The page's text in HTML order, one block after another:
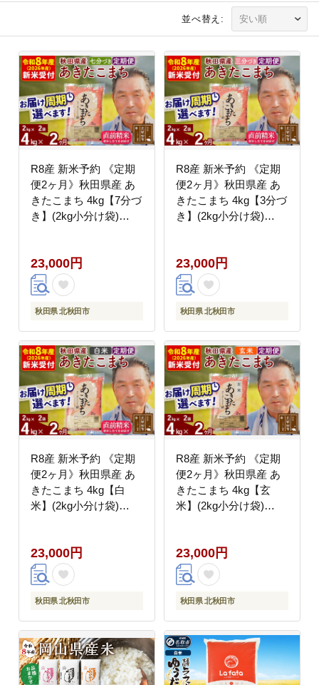
並べ替え:
R8産 新米予約 《定期
便2ヶ月》秋田県産 あ
きたこまち 4kg【7分づ
き】(2kg小分け袋)
に調整OK お米 おおも
り [おおもり 秋田 お米
あきたこまち 米どころ
東北 北秋田市 定期便
23,000円
秋田県 北秋田市
R8産 新米予約 《定期
便2ヶ月》秋田県産 あ
きたこまち 4kg【3分づ
き】(2kg小分け袋)
に調整OK お米 おおも
り [おおもり 秋田 お米
あきたこまち 米どころ
東北 北秋田市 定期便
23,000円
秋田県 北秋田市
R8産 新米予約 《定期
便2ヶ月》秋田県産 あ
きたこまち 4kg【白
米】(2kg小分け袋)
に調整OK お米 おおも
り [おおもり 秋田 お米
あきたこまち 米どころ
東北 北秋田市 定期便
23,000円
秋田県 北秋田市
R8産 新米予約 《定期
便2ヶ月》秋田県産 あ
きたこまち 4kg【玄
米】(2kg小分け袋)
に調整OK お米 おおも
り [おおもり 秋田 お米
あきたこまち 米どころ
東北 北秋田市 定期便
23,000円
秋田県 北秋田市